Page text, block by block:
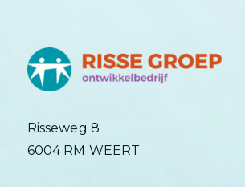
Risseweg 8
6004 RM WEERT